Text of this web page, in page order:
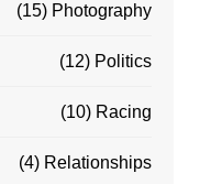
Photography
(15)
Politics
(12)
Racing
(10)
Relationships
(4)